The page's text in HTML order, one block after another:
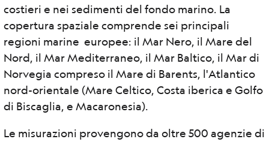
costieri e nei sedimenti del fondo marino. La
copertura spaziale comprende sei principali
regioni marine europee: il Mar Nero, il Mare del
Nord, il Mar Mediterraneo, il Mar Baltico, il Mar di
Norvegia compreso il Mare di Barents, l'Atlantico
nord-orientale (Mare Celtico, Costa iberica e Golfo
di Biscaglia, e Macaronesia).
Le misurazioni provengono da oltre 500 agenzie di